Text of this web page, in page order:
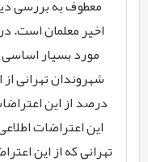
معطوف به بررسی
اخیر معلمان است.
مورد بسیار اساسی
تهرانی که از این